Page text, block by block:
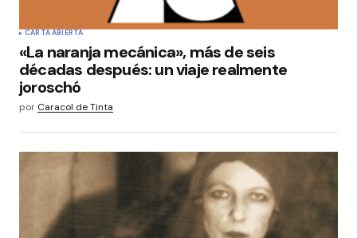
CARTA ABIERTA
«La naranja mecánica», más de seis
décadas después: un viaje realmente
joroschó
por Caracol de Tinta